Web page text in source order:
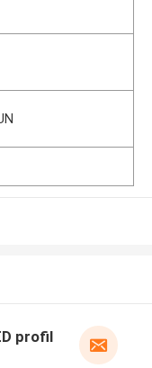
profil